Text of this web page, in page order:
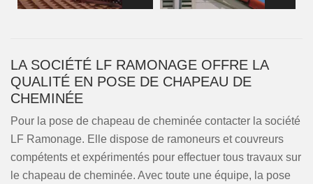
LA SOCIÉTÉ LF RAMONAGE OFFRE LA
QUALITÉ EN POSE DE CHAPEAU DE
CHEMINÉE
Pour la pose de chapeau de cheminée contacter la société
LF Ramonage. Elle dispose de ramoneurs et couvreurs
compétents et expérimentés pour effectuer tous travaux sur
le chapeau de cheminée. Avec toute une équipe, la pose